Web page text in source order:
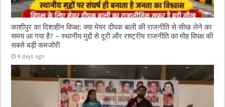
काशीपुर का दिशाहीन विपक्ष: क्या मेयर दीपक बाली की राजनीति से सीख लेने का
समय आ गया है? – स्थानीय मुद्दों से दूरी और राष्ट्रीय राजनीति का मोह विपक्ष की
सबसे बड़ी कमजोरी
4 days ago